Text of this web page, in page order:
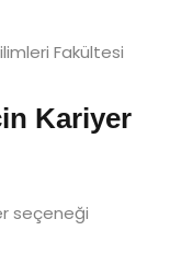
Fakültesi
Kariyer
seçeneği